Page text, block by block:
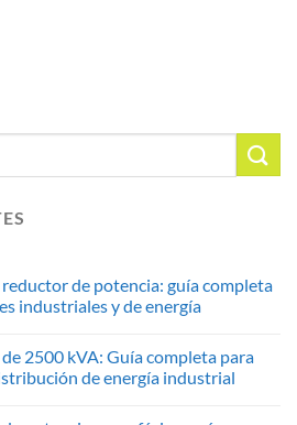
de potencia: guía completa
industriales y de energía
2500 kVA: Guía completa para
de energía industrial